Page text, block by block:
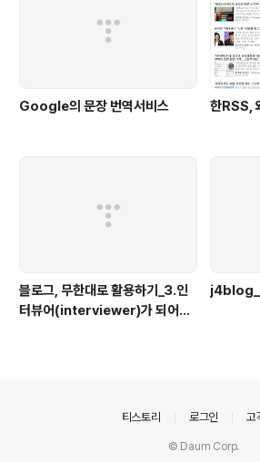
Google의 문장 번역서비스 한RSS,
블로그, 무한대로 활용하기_3.인
터뷰어(interviewer)가 되어보
티스토리 로그인 고
© Daum Corp.